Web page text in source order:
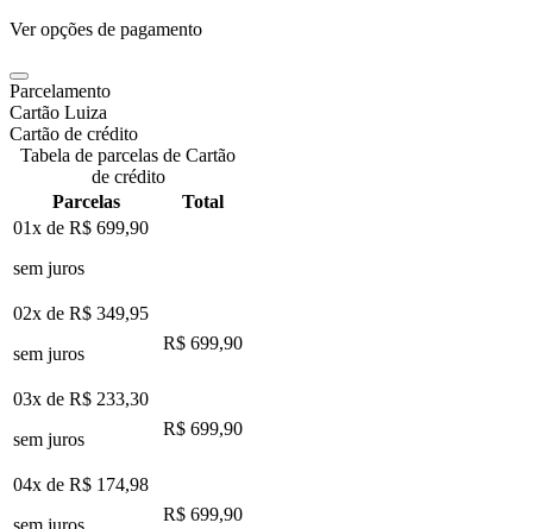
Ver opções de pagamento
Parcelamento
Cartão Luiza
Cartão de crédito
Tabela de parcelas de Cartão
de crédito
Parcelas
Total
01x de R$ 699,90
sem juros
02x de R$ 349,95
sem juros
R$ 699,90
03x de R$ 233,30
sem juros
R$ 699,90
04x de R$ 174,98
sem juros
R$ 699,90